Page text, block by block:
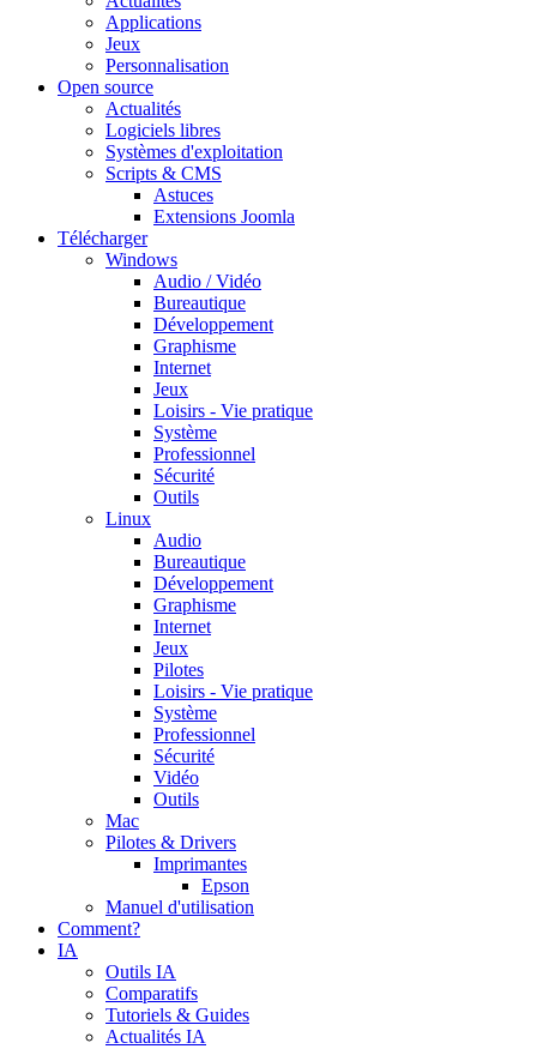
Applications
Jeux
Personnalisation
Open source
Actualités
Logiciels libres
Systèmes d'exploitation
Scripts & CMS
Astuces
Extensions Joomla
Télécharger
Windows
Audio / Vidéo
Bureautique
Développement
Graphisme
Internet
Jeux
Loisirs - Vie pratique
Système
Professionnel
Sécurité
Outils
Linux
Audio
Bureautique
Développement
Graphisme
Internet
Jeux
Pilotes
Loisirs - Vie pratique
Système
Professionnel
Sécurité
Vidéo
Outils
Mac
Pilotes & Drivers
Imprimantes
Epson
Manuel d'utilisation
Comment?
IA
Outils IA
Comparatifs
Tutoriels & Guides
Actualités IA